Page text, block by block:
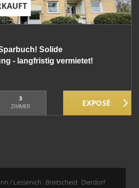
Solide
- langfristig vermietet!
3
ZIMMER
/ Lessenich Breitscheid Dierdorf